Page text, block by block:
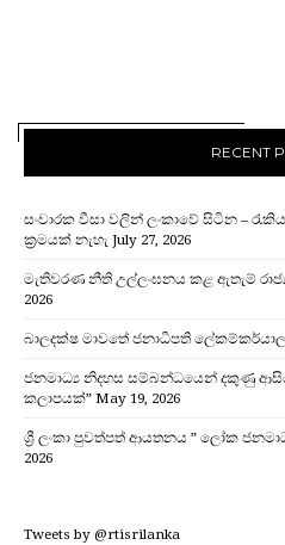
RECENT
සංචාරක වීසා වලින් ලංකාවේ සිටින –
ක්‍රමයක් නැහැ July 27, 2026
මැතිවරණ නීති උල්ලංඝනය කළ ඇතැම්
2026
බාලදක්ෂ මාවතේ ජනාධිපති
ජනමාධ්‍ය නිදහස සම්බන්ධයෙන් දකුණු
කලාපයක්” May 19, 2026
ශ්‍රී ලංකා පුවත්පත් ආයතනය ” ලෝක
2026
Tweets by @rtisrilanka